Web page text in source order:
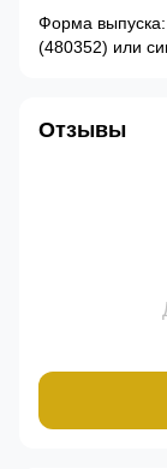
Форма выпуска:
(480352) или
Отзывы